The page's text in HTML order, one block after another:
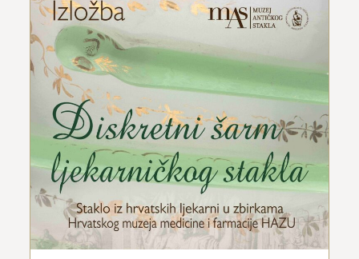
Diskretni šarm ljekarničkog stakla:
staklo iz hrvatskih ljekarni u zbirkama
Hrvatskog muzeja medicine i farmacije
HAZU
6. listopada 2024.